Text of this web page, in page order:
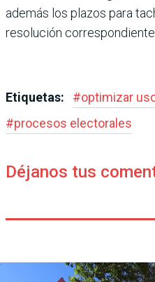
además los plazos para
resolución correspondiente.
Etiquetas: #optimizar
#procesos electorales
Déjanos tus